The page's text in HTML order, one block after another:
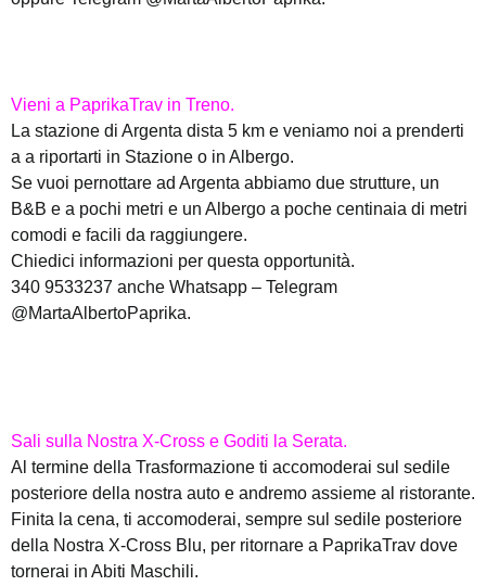
Vieni a PaprikaTrav in Treno.
La stazione di Argenta dista 5 km e veniamo noi a prenderti
a a riportarti in Stazione o in Albergo.
Se vuoi pernottare ad Argenta abbiamo due strutture, un
B&B e a pochi metri e un Albergo a poche centinaia di metri
comodi e facili da raggiungere.
Chiedici informazioni per questa opportunità.
340 9533237 anche Whatsapp – Telegram
@MartaAlbertoPaprika.
Sali sulla Nostra X-Cross e Goditi la Serata.
Al termine della Trasformazione ti accomoderai sul sedile
posteriore della nostra auto e andremo assieme al ristorante.
Finita la cena, ti accomoderai, sempre sul sedile posteriore
della Nostra X-Cross Blu, per ritornare a PaprikaTrav dove
tornerai in Abiti Maschili.